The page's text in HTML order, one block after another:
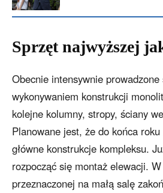
Sprzęt najwyższej
Obecnie intensywnie
wykonywaniem konstrukcji
kolejne kolumny, stropy, ściany
Planowane jest, że do końca
główne konstrukcje kompleksu.
rozpocząć się montaż elewacji.
przeznaczonej na małą salę